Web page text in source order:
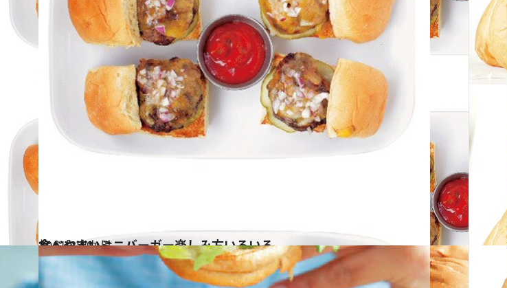
2011.8.19
食べやすいミニバーガー楽しみ方いろいろ
旅＆お出かけ